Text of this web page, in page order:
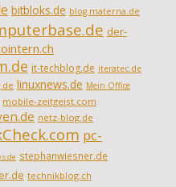
bitbloks.de blog.materna.de
der-
it-techblog.de iteratec.de
linuxnews.de Mein Office
mobile-zeitgeist.com
netz-blog.de
pc-
stephanwiesner.de
technikblog.ch